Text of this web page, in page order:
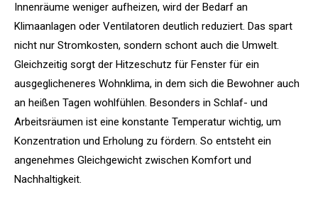
Innenräume weniger aufheizen, wird der Bedarf an
Klimaanlagen oder Ventilatoren deutlich reduziert. Das spart
nicht nur Stromkosten, sondern schont auch die Umwelt.
Gleichzeitig sorgt der Hitzeschutz für Fenster für ein
ausgeglicheneres Wohnklima, in dem sich die Bewohner auch
an heißen Tagen wohlfühlen. Besonders in Schlaf- und
Arbeitsräumen ist eine konstante Temperatur wichtig, um
Konzentration und Erholung zu fördern. So entsteht ein
angenehmes Gleichgewicht zwischen Komfort und
Nachhaltigkeit.